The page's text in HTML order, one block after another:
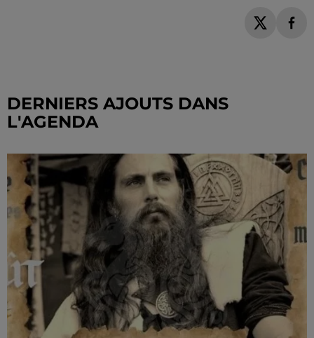
DERNIERS AJOUTS DANS
L'AGENDA